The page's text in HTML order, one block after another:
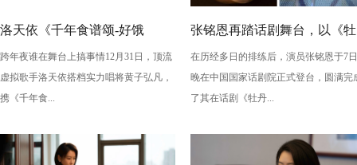
洛天依《千年食谱颂-好饿
版》：跨年夜最萌“食”光！
跨年夜谁在舞台上搞事情12月31日，顶流
虚拟歌手洛天依搭档实力唱将黄子弘凡，
携《千年食...
张铭恩再踏话剧舞台，以《牡
丹亭上三生路》续写古典深
情，全新演绎“柳梦梅”至情至
在历经多日的排练后，演员张铭恩于7日
晚在中国国家话剧院正式登台，圆满完
了其在话剧《牡丹...